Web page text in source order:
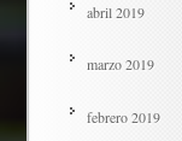
abril 2019
marzo 2019
febrero 2019